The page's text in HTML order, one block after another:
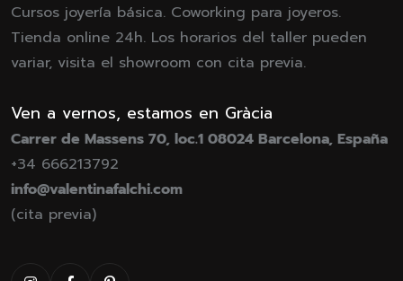
Cursos joyería básica. Coworking para joyeros.
Tienda online 24h. Los horarios del taller pueden
variar, visita el showroom con cita previa.
Ven a vernos, estamos en Gràcia
Carrer de Massens 70, loc.1 08024 Barcelona, España
+34 666213792
info@valentinafalchi.com
(cita previa)